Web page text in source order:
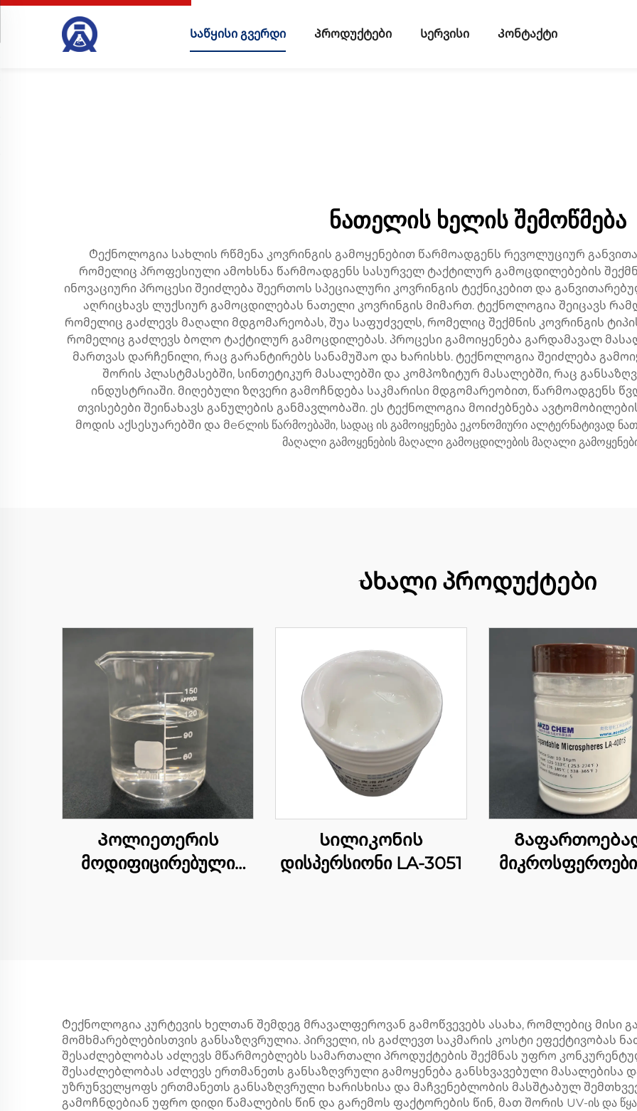
Საწყისი გვერდი Პროდუქტები Სერვისი Კონტაქტი
ნათელის ხელის შემოწმება
Ტექნოლოგია სახლის რწმენა კოვრინგის გამოყენებით წარმოადგენს რევოლუციურ
რომელიც პროფესიული ამოხსნა წარმოადგენს სასურველ ტაქტილურ გამოცდილებების
ინოვაციური პროცესი შეიძლება შეერთოს სპეციალური კოვრინგის ტექნიკებით და
აღრიცხავს ლუქსიურ გამოცდილებას ნათელი კოვრინგის მიმართ. ტექნოლოგია შეიცავს
რომელიც გაძლევს მაღალი მდგომარეობას, შუა საფუძველს, რომელიც შექმნის კოვრინგის
რომელიც გაძლევს ბოლო ტაქტილურ გამოცდილებას. პროცესი გამოიყენება გარდამავალ
მართვას დარჩენილი, რაც გარანტირებს სანამუშაო და ხარისხს. ტექნოლოგია შეიძლება
შორის პლასტმასებში, სინთეტიკურ მასალებში და კომპოზიტურ მასალებში, რაც
ინდუსტრიაში. მიღებული ზღვერი გამოჩნდება საკმარისი მდგომარეობით, წარმოადგენს
თვისებები შეინახავს განულების განმავლობაში. ეს ტექნოლოგია მოიძებნება
მოდის აქსესუარებში და მебლის წარმოებაში, სადაც ის გამოიყენება ეკონომიური ალტერნატივად
მაღალი გამოყენების მაღალი გამოცდილების მაღალი
Ახალი პროდუქტები
Პოლიეთერის
მოდიფიცირებული
Სილიკონის
დისპერსიონი LA-3051
Ტექნოლოგია კურტევის ხელთან შემდეგ მრავალფეროვან გამოწვევებს ასახა, რომლებიც მისი
მომხმარებლებისთვის განსაზღვრულია. პირველი, ის გაძლევთ საკმარის კოსტი ეფექტივობას
შესაძლებლობას აძლევს მწარმოებლებს სამართალი პროდუქტების შექმნას უფრო
შესაძლებლობას აძლევს ერთმანეთს განსაზღვრული გამოყენება განსხვავებული მასალებისა
უზრუნველყოფს ერთმანეთს განსაზღვრული ხარისხისა და მაჩვენებლობის მასშტაბულ
გამოჩნდებიან უფრო დიდი წამალების წინ და გარემოს ფაქტორების წინ, მათ შორის UV-ის და